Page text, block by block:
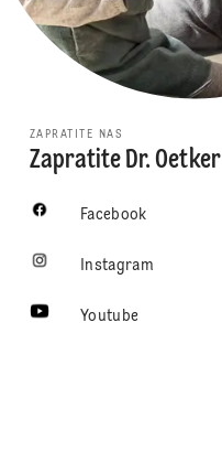
ZAPRATITE NAS
Zapratite Dr. Oetker
Facebook
Instagram
Youtube